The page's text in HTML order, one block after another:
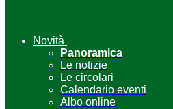
Novità
Panoramica
Le notizie
Le circolari
Calendario eventi
Albo online